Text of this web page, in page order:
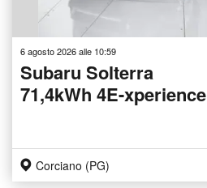
6 agosto 2026 alle 10:59
Subaru Solterra
71,4kWh 4E-xperience
Corciano (PG)